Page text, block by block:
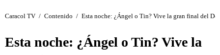
Caracol TV / Contenido / Esta noche: ¿Ángel o Tin? Vive la gran final del
Esta noche: ¿Ángel o Tin? Vive la